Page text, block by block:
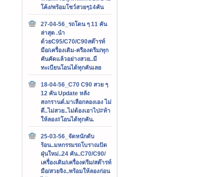
โค้ง/พร้อมโชว์สวยๆ14คัน
27-04-56_รถโดน ๆ 11 คัน
ล่าสุด .นำ
ด้วยC95/C70/C90สต๊ารท์
มือ/เครื่องเดิม-ครืองดรีม/ทุก
คันคัดแล้วอย่างสวย..มี
ทะเบียนโอนได้ทุกคันเลย
18-04-56_C70 C90 สวย ๆ
12 คัน Update หลัง
สงกรานต์.มาเลือกลองเอง ไม่
ดี..ไม่สวย..ไม่ต้องเอาไป#ท้า
ให้ลอง#โอนได้ทุกคัน.
25-03-56_จัดหนักดับ
ร้อน..มหกรรมรถโบราณปัด
ฝุ่นใหม่..24 คัน..C70/C90/
เครื่องเดิม/เครื่องดรีม/สต๊ารท์
มือ/สวยจิง..พร้อมให้ลองก่อน